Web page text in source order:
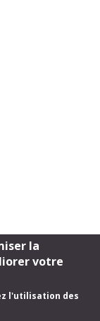
la
votre
l'utilisation des